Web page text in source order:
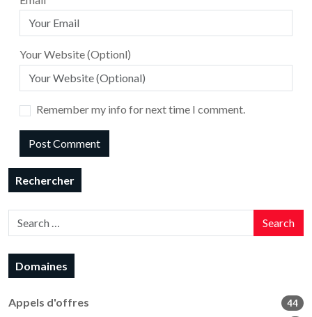
Your Website (Optionl)
Remember my info for next time I comment.
Rechercher
Search
Domaines
Appels d'offres 44